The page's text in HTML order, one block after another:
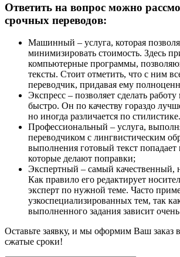
Ответить на вопрос можно
срочных переводов:
Машинный – услуга, которая
минимизировать стоимость. Здесь
компьютерные программы,
тексты. Стоит отметить, что с ним
переводчик, придавая ему
Экспресс – позволяет сделать
быстро. Он по качеству гораздо
но иногда различается по стилистике.
Профессиональный – услуга,
переводчиком с лингвистическим
выполнения готовый текст попадает
которые делают поправки;
Экспертный – самый качественный,
Как правило его редактирует
эксперт по нужной теме. Часто
узкоспециализированных тем, так
выполненного задания зависит
Оставьте заявку, и мы оформим Ваш заказ
сжатые сроки!